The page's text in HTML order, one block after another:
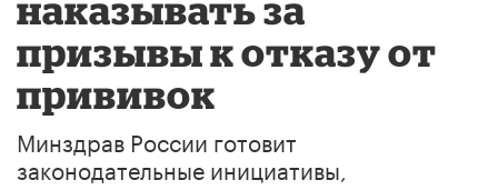
наказывать за
призывы к отказу от
прививок
Минздрав России готовит
законодательные инициативы,